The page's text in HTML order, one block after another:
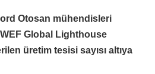
Otosan mühendisleri
Global Lighthouse
üretim tesisi sayısı altıya